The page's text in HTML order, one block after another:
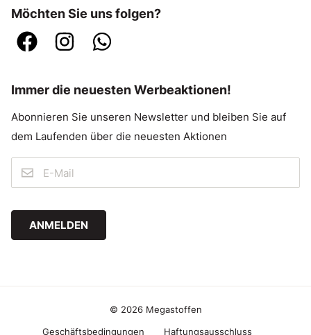
Möchten Sie uns folgen?
Immer die neuesten Werbeaktionen!
Abonnieren Sie unseren Newsletter und bleiben Sie auf
dem Laufenden über die neuesten Aktionen
ANMELDEN
© 2026 Megastoffen
Geschäftsbedingungen
Haftungsausschluss